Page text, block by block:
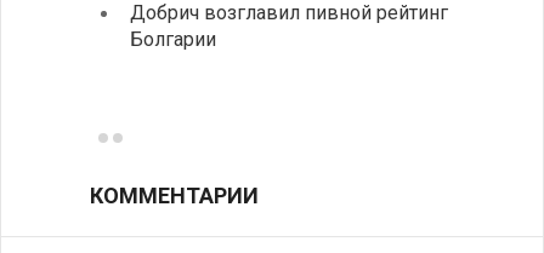
Добрич возглавил пивной рейтинг
Болгарии
КОММЕНТАРИИ